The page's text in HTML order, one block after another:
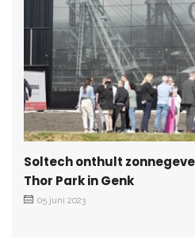
Soltech onthult
Thor Park in Genk
05 juni 2023